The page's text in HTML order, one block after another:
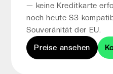
— keine Kreditkarte
noch heute S3-
Souveränität der EU.
Preise ansehen